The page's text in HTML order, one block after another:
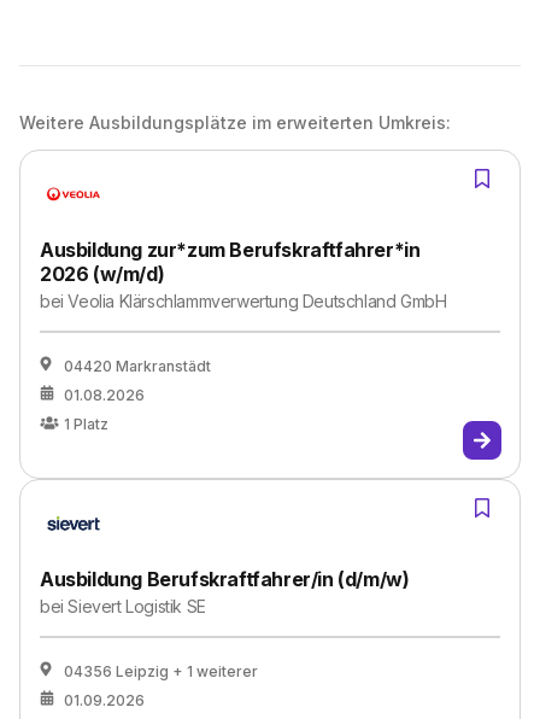
Weitere Ausbildungsplätze im erweiterten Umkreis:
Ausbildung zur*zum Berufskraftfahrer*in
2026 (w/m/d)
beiVeolia Klärschlammverwertung Deutschland GmbH
04420 Markranstädt
01.08.2026
1 Platz
Ausbildung Berufskraftfahrer/in (d/m/w)
beiSievert Logistik SE
04356 Leipzig + 1 weiterer
01.09.2026